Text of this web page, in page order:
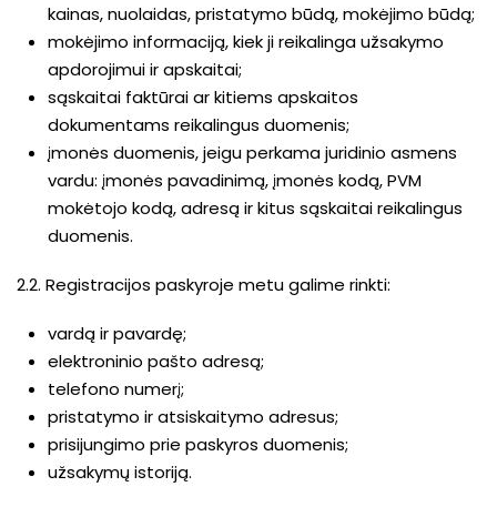
kainas, nuolaidas, pristatymo būdą, mokėjimo būdą;
mokėjimo informaciją, kiek ji reikalinga užsakymo
apdorojimui ir apskaitai;
sąskaitai faktūrai ar kitiems apskaitos
dokumentams reikalingus duomenis;
įmonės duomenis, jeigu perkama juridinio asmens
vardu: įmonės pavadinimą, įmonės kodą, PVM
mokėtojo kodą, adresą ir kitus sąskaitai reikalingus
duomenis.
2.2. Registracijos paskyroje metu galime rinkti:
vardą ir pavardę;
elektroninio pašto adresą;
telefono numerį;
pristatymo ir atsiskaitymo adresus;
prisijungimo prie paskyros duomenis;
užsakymų istoriją.